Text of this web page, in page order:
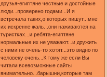
друзья-египтяне честные и достойные
люди...проверено годами...И я
встречала таких,о которых пишут...мне
их искренне жаль...они наживаются на
туристках...и ребята-египтяне
нормальные их не уважают...и дружить
с ними не очень-то хотят...это видно по
человеку очень...К тому же если Вы
читали всевозможные сайты
внимательно...барышни,которые там